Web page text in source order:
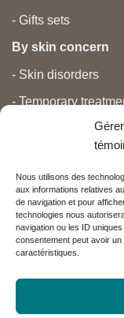
Nous utilisons des
aux informations relatives
de navigation et pour
technologies nous
navigation ou les ID
consentement peut avoir
caractéristiques.
- Gifts sets
By skin concern
- Skin disorders
- Temporary
- Pregnancy and
- Anti aging and
Nos partenaires